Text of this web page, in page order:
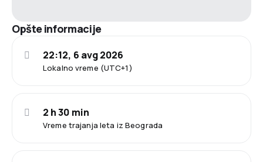
Opšte informacije
Lokalno vreme (UTC+1)
22:12, 6 avg 2026
Vreme trajanja leta iz Beograda
2 h 30 min